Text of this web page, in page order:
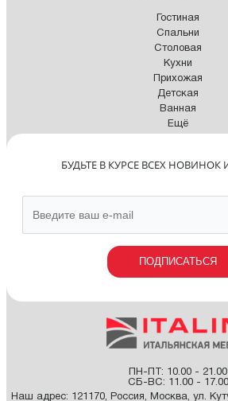
Гостиная
Спальни
Столовая
Кухни
Прихожая
Детская
Ванная
Ещё
БУДЬТЕ В КУРСЕ ВСЕХ НОВИНОК
ПОДПИСАТЬСЯ
ПН-ПТ: 10.00 - 21.00
СБ-ВС: 11.00 - 17.00
Наш адрес: 121170, Россия, Москва, ул.